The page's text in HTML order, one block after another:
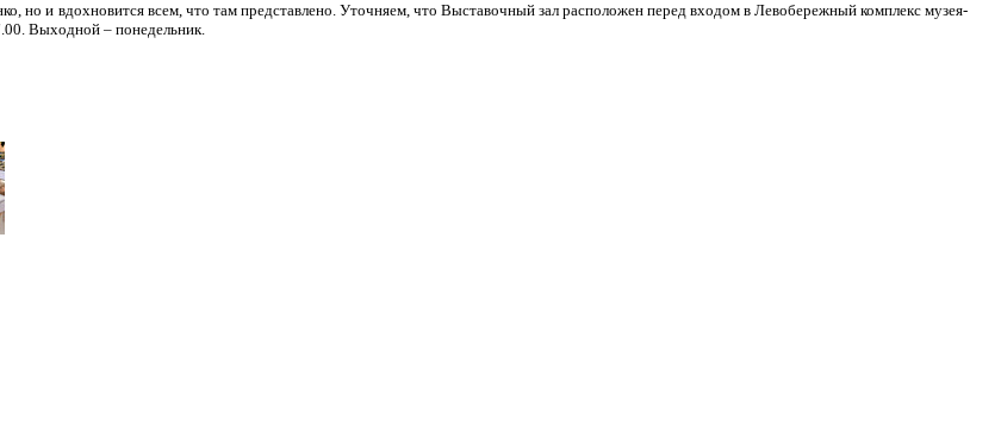
но и вдохновится всем, что там представлено. Уточняем, что Выставочный зал расположен перед входом в Левобережный комплекс музея-
Выходной – понедельник.